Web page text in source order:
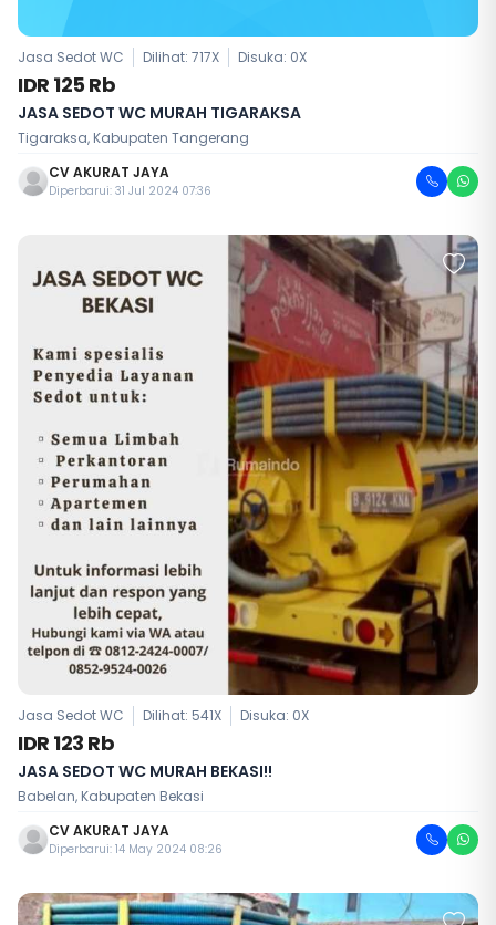
Jasa Sedot WC Dilihat: 717X Disuka: 0X
IDR 125 Rb
JASA SEDOT WC MURAH TIGARAKSA
Tigaraksa, Kabupaten Tangerang
CV AKURAT JAYA
Diperbarui: 31 Jul 2024 07:36
Jasa Sedot WC Dilihat: 541X Disuka: 0X
IDR 123 Rb
JASA SEDOT WC MURAH BEKASI!!
Babelan, Kabupaten Bekasi
CV AKURAT JAYA
Diperbarui: 14 May 2024 08:26